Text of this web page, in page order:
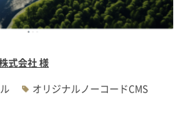
式会社 様
オリジナルノーコードCMS